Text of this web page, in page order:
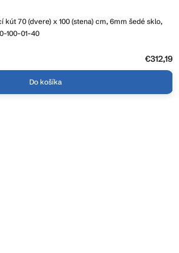
70 (dvere) x 100 (stena) cm, 6mm šedé sklo,
100-01-40
€312,19
Do košíka